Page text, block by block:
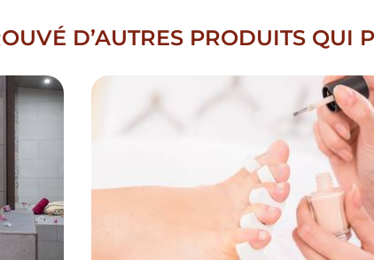
D’AUTRES PRODUITS QUI